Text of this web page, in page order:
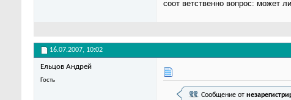
соот ветственно вопрос: может
16.07.2007, 10:02
Ельцов Андрей
Гость
Сообщение от